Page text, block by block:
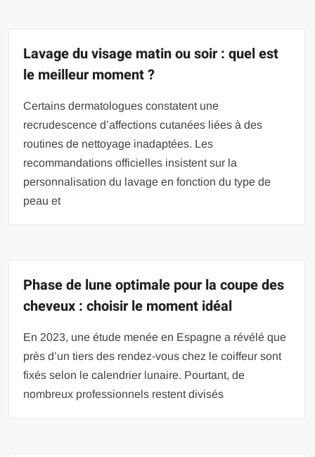
Lavage du visage matin ou soir : quel est
le meilleur moment ?
Certains dermatologues constatent une
recrudescence d’affections cutanées liées à des
routines de nettoyage inadaptées. Les
recommandations officielles insistent sur la
personnalisation du lavage en fonction du type de
peau et
Phase de lune optimale pour la coupe des
cheveux : choisir le moment idéal
En 2023, une étude menée en Espagne a révélé que
près d’un tiers des rendez-vous chez le coiffeur sont
fixés selon le calendrier lunaire. Pourtant, de
nombreux professionnels restent divisés